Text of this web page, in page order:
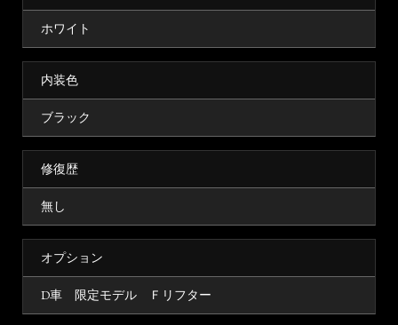
ホワイト
内装色
ブラック
修復歴
無し
オプション
D車 限定モデル Ｆリフター